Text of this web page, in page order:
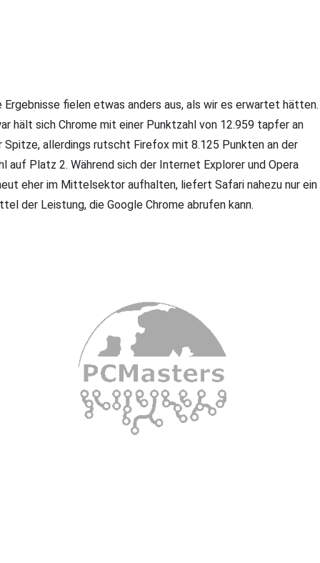
Ergebnisse fielen etwas anders aus, als wir es erwartet hätten.
hält sich Chrome mit einer Punktzahl von 12.959 tapfer an
Spitze, allerdings rutscht Firefox mit 8.125 Punkten an der
auf Platz 2. Während sich der Internet Explorer und Opera
eher im Mittelsektor aufhalten, liefert Safari nahezu nur ein
der Leistung, die Google Chrome abrufen kann.